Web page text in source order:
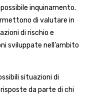
inquinamento.
di valutare in
di rischio e
sviluppate nell’ambito
situazioni di
da parte di chi